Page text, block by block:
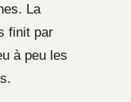
La
finit par
à peu les